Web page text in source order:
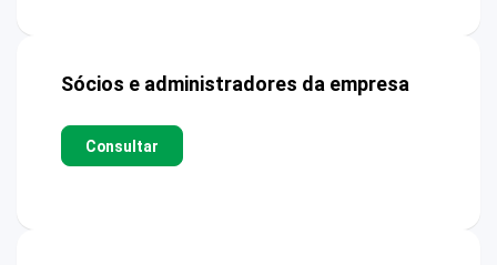
Sócios e administradores da empresa
Consultar